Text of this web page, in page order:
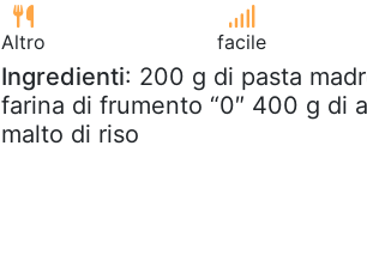
Altro facile
Ingredienti: 200 g di pasta
farina di frumento “0″ 400 g di
malto di riso